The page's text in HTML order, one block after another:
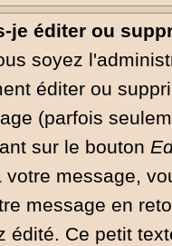
je éditer ou
soyez
éditer ou
(parfois
sur le bouton
votre message,
message en
édité. Ce petit